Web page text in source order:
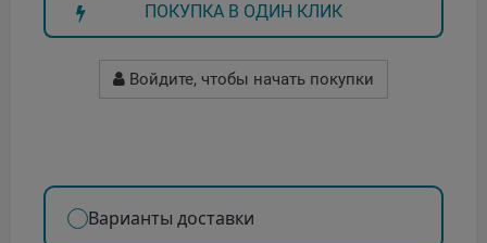
ПОКУПКА В ОДИН КЛИК
Войдите, чтобы начать покупки
Варианты доставки